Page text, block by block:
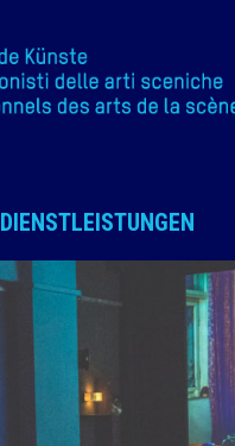
DIENSTLEISTUNGEN